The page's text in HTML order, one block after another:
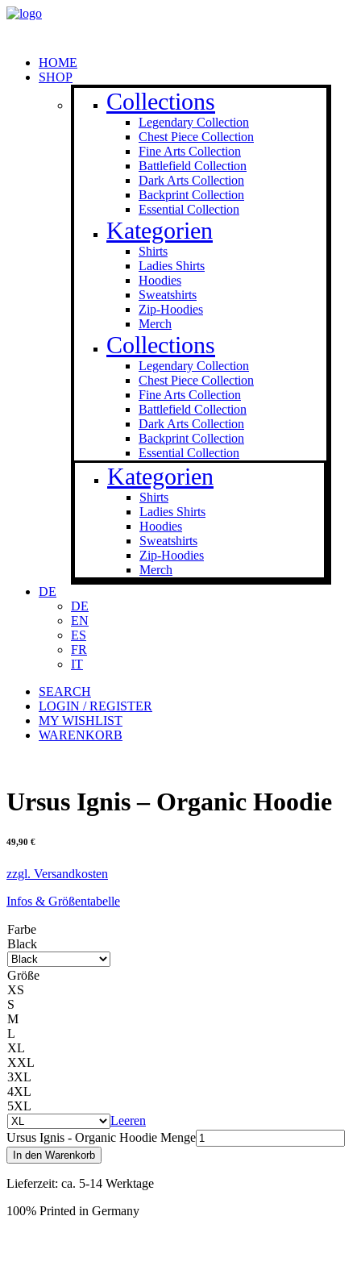
HOME
SHOP
Collections
Legendary Collection
Chest Piece Collection
Fine Arts Collection
Battlefield Collection
Dark Arts Collection
Backprint Collection
Essential Collection
Kategorien
Shirts
Ladies Shirts
Hoodies
Sweat­shirts
Zip-Hoodies
Merch
Collections
Legendary Collection
Chest Piece Collection
Fine Arts Collection
Battlefield Collection
Dark Arts Collection
Backprint Collection
Essential Collection
Kategorien
Shirts
Ladies Shirts
Hoodies
Sweat­shirts
Zip-Hoodies
Merch
DE
DE
EN
ES
FR
IT
SEARCH
LOGIN / REGISTER
MY WISHLIST
WARENKORB
Ursus Ignis – Organic Hoodie
49,90 €
zzgl. Versandkosten
Infos & Größentabelle
Farbe
Black
Größe
XS
S
M
L
XL
XXL
3XL
4XL
5XL
Leeren
Ursus Ignis - Organic Hoodie Menge
In den Warenkorb
Lieferzeit: ca. 5-14 Werktage
100% Printed in Germany